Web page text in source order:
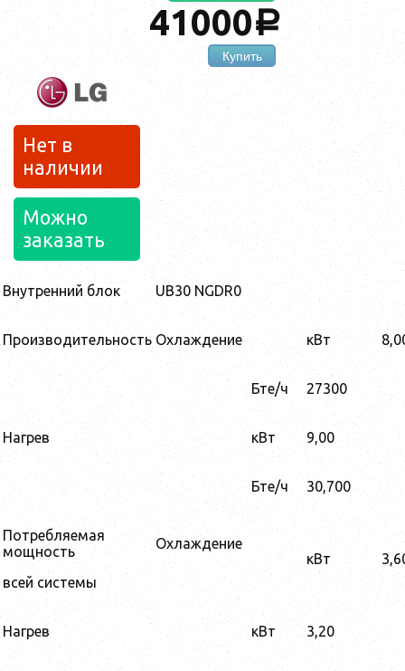
41000a
Купить
Нет в
наличии
Можно
заказать
Внутренний блок UB30 NGDR0
Производительность Охлаждение кВт
Бте/ч 27300
Нагрев кВт 9,00
Бте/ч 30,700
Потребляемая
мощность
всей системы
Охлаждение
кВт
Нагрев кВт 3,20